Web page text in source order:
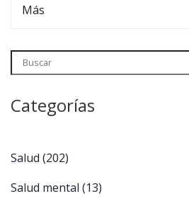
Más
Categorías
Salud (202)
Salud mental (13)